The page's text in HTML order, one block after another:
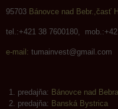
95703 Bánovce nad Bebr.,časť
tel.:+421 38 7600180,
e-mail: tumainvest@gmail.com
predajňa: Bánovce nad
predajňa: Banská Bystrica